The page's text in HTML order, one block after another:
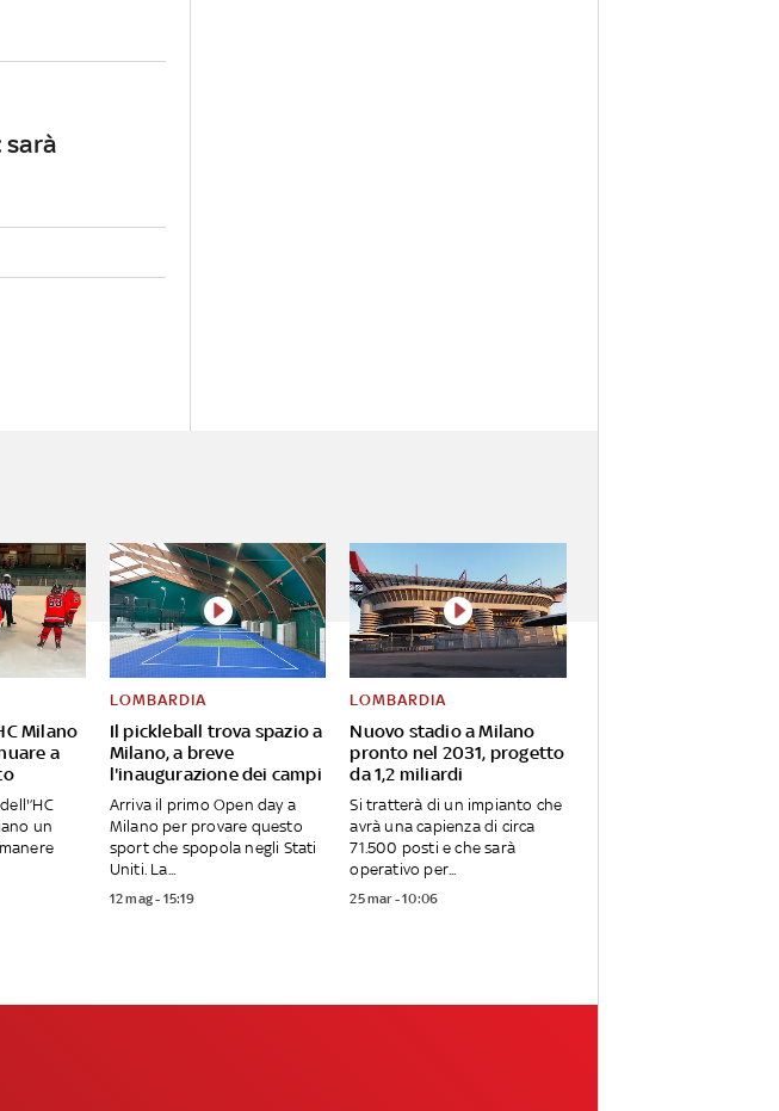
sarà
Milano
a
un
Il pickleball trova spazio a
Milano, a breve
l'inaugurazione dei campi
LOMBARDIA
Arriva il primo Open day a
Milano per provare questo
sport che spopola negli Stati
Uniti. La...
12 mag - 15:19
Nuovo stadio a Milano
pronto nel 2031, progetto
da 1,2 miliardi
LOMBARDIA
Si tratterà di un impianto che
avrà una capienza di circa
71.500 posti e che sarà
operativo per...
25 mar - 10:06